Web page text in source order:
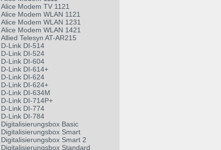
Alice Modem TV 1121
Alice Modem WLAN 1121
Alice Modem WLAN 1231
Alice Modem WLAN 1421
Allied Telesyn AT-AR215
D-Link DI-514
D-Link DI-524
D-Link DI-604
D-Link DI-614+
D-Link DI-624
D-Link DI-624+
D-Link DI-634M
D-Link DI-714P+
D-Link DI-774
D-Link DI-784
Digitalisierungsbox Basic
Digitalisierungsbox Smart
Digitalisierungsbox Smart 2
Digitalisierungsbox Standard